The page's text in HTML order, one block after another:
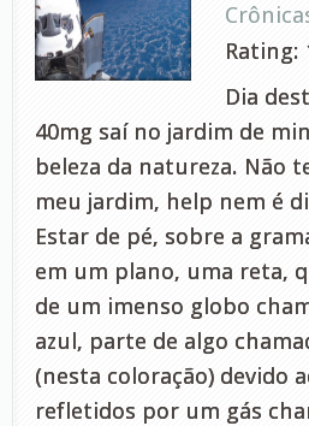
Rating:
Dia
40mg saí no jardim de
beleza da natureza. Não
meu jardim, help nem é
Estar de pé, sobre a
em um plano, uma reta,
de um imenso globo
azul, parte de algo
(nesta coloração) devido
refletidos por um gás